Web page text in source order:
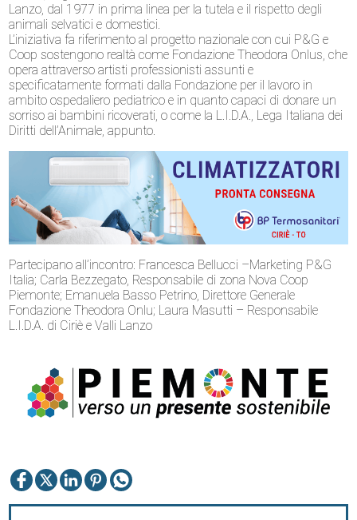
Lanzo, dal 1977 in prima linea per la tutela e il rispetto degli
animali selvatici e domestici.
L’iniziativa fa riferimento al progetto nazionale con cui P&G e
Coop sostengono realtà come Fondazione Theodora Onlus, che
opera attraverso artisti professionisti assunti e
specificatamente formati dalla Fondazione per il lavoro in
ambito ospedaliero pediatrico e in quanto capaci di donare un
sorriso ai bambini ricoverati, o come la L.I.D.A., Lega Italiana dei
Diritti dell’Animale, appunto.
Partecipano all’incontro: Francesca Bellucci –Marketing P&G
Italia; Carla Bezzegato, Responsabile di zona Nova Coop
Piemonte; Emanuela Basso Petrino, Direttore Generale
Fondazione Theodora Onlu; Laura Masutti – Responsabile
L.I.D.A. di Ciriè e Valli Lanzo